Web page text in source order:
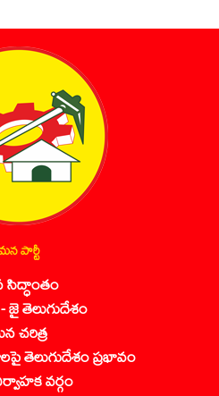
పార్టీ
తెలుగుదేశం
చరిత్ర
ప్రభావం
వర్గం